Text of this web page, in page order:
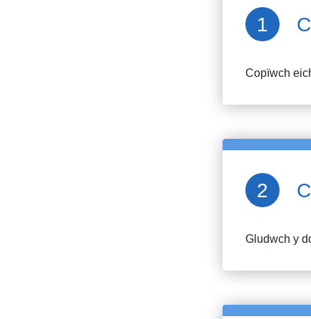
Copïwch
Gludwch y